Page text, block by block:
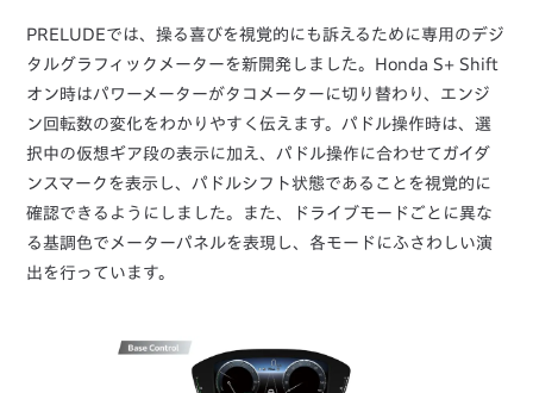
PRELUDEでは、操る喜びを視覚的にも訴えるために専用のデジ
タルグラフィックメーターを新開発しました。Honda S+ Shift
オン時はパワーメーターがタコメーターに切り替わり、エンジ
ン回転数の変化をわかりやすく伝えます。パドル操作時は、選
択中の仮想ギア段の表示に加え、パドル操作に合わせてガイダ
ンスマークを表示し、パドルシフト状態であることを視覚的に
確認できるようにしました。また、ドライブモードごとに異な
る基調色でメーターパネルを表現し、各モードにふさわしい演
出を行っています。